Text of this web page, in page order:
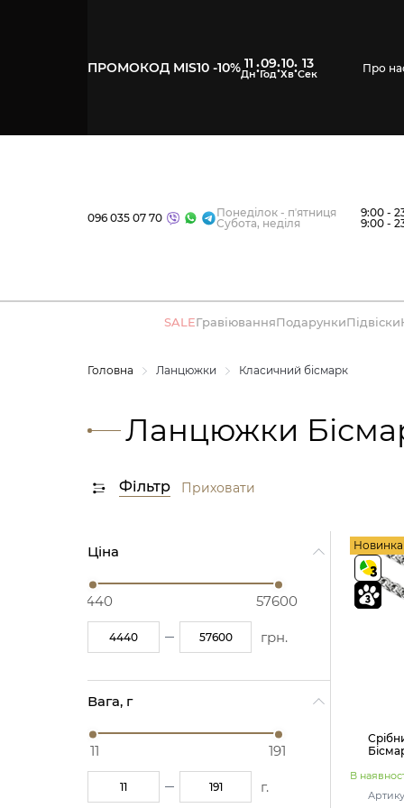
ПРОМОКОД MIS10 -10% 11 :09:10: 12 Про
096 035 07 70 Понеділок - пʼятниця
9:00 -
Субота, неділя
9:00 -
SALEГравіюванняПодарункиПідвіски
Головна Ланцюжки Класичний бісмарк
Ланцюжки
Фільтр Приховати
Ціна
4440 57600
грн.
Вага, г
11 191
г.
Новинка!
В